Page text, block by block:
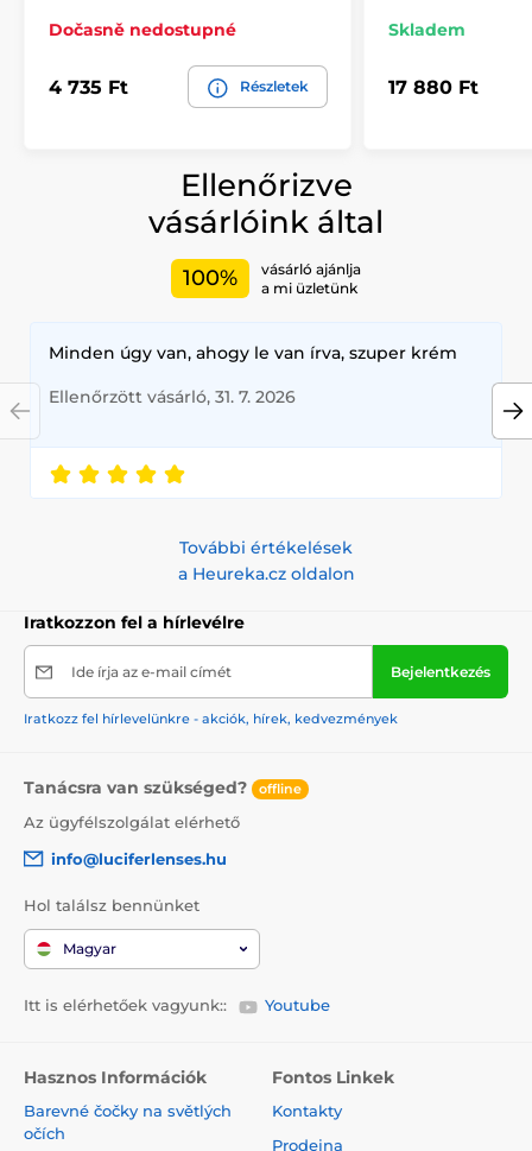
Dočasně nedostupné
4 735 Ft Részletek
Skladem
17 880 Ft
Ellenőrizve
vásárlóink által
100%
vásárló ajánlja
a mi üzletünk
Minden úgy van, ahogy le van írva, szuper krém
Ellenőrzött vásárló, 31. 7. 2026
További értékelések
a Heureka.cz oldalon
Iratkozzon fel a hírlevélre
Ide írja az e-mail címét Bejelentkezés
Iratkozz fel hírlevelünkre - akciók, hírek, kedvezmények
Tanácsra van szükséged? offline
Az ügyfélszolgálat elérhető
info@luciferlenses.hu
Hol találsz bennünket
Magyar
Itt is elérhetőek vagyunk:: Youtube
Hasznos Információk
Barevné čočky na světlých
očích
Fontos Linkek
Kontakty
Prodejna